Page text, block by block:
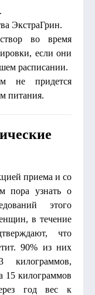
ЭкстраГрин.
во время
если они
расписании.
не придется
питания.
приема и со
пора узнать о
этого
в течение
что
90% из них
килограммов,
15 килограммов
год вес к